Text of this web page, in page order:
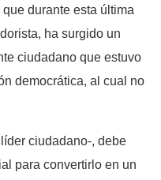
durante esta última
ha surgido un
ciudadano que estuvo
democrática, al cual no
ciudadano-, debe
para convertirlo en un